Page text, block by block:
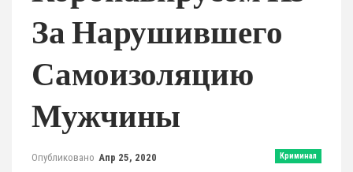
За Нарушившего
Самоизоляцию
Мужчины
Криминал
Опубликовано Апр 25, 2020